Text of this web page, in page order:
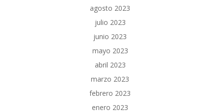
agosto 2023
julio 2023
junio 2023
mayo 2023
abril 2023
marzo 2023
febrero 2023
enero 2023